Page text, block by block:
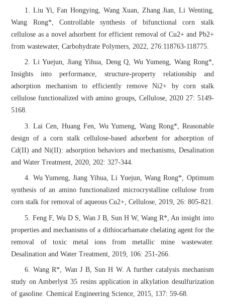
1. Liu Yi, Fan Hongying, Wang Xuan, Zhang Jian, Li Wenting,
Wang Rong*, Controllable synthesis of bifunctional corn stalk
cellulose as a novel adsorbent for efficient removal of Cu2+ and Pb2+
from wastewater, Carbohydrate Polymers, 2022, 276:118763-118775.
2. Li Yuejun, Jiang Yihua, Deng Q, Wu Yumeng, Wang Rong*,
Insights into performance, structure-property relationship and
adsorption mechanism to efficiently remove Ni2+ by corn stalk
cellulose functionalized with amino groups, Cellulose, 2020 27: 5149-
5168.
3. Lai Cen, Huang Fen, Wu Yumeng, Wang Rong*, Reasonable
design of a corn stalk cellulose-based adsorbent for adsorption of
Cd(II) and Ni(II): adsorption behaviors and mechanisms, Desalination
and Water Treatment, 2020, 202: 327-344.
4. Wu Yumeng, Jiang Yihua, Li Yuejun, Wang Rong*, Optimum
synthesis of an amino functionalized microcrystalline cellulose from
corn stalk for removal of aqueous Cu2+, Cellulose, 2019, 26: 805-821.
5. Feng F, Wu D S, Wan J B, Sun H W, Wang R*, An insight into
properties and mechanisms of a dithiocarbamate chelating agent for the
removal of toxic metal ions from metallic mine wastewater.
Desalination and Water Treatment, 2019, 106: 251-266.
6. Wang R*, Wan J B, Sun H W. A further catalysis mechanism
study on Amberlyst 35 resins application in alkylation desulfurization
of gasoline. Chemical Engineering Science, 2015, 137: 59-68.